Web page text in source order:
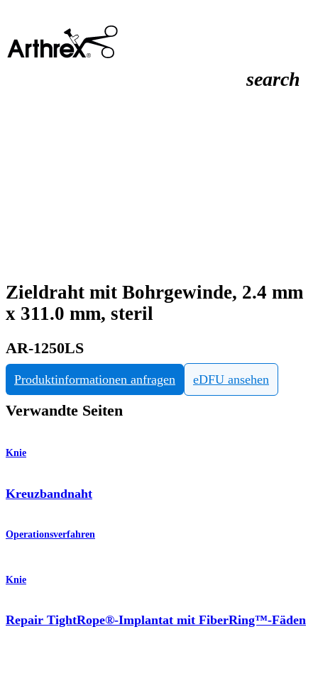
search
Zieldraht mit Bohrgewinde, 2.4 mm
x 311.0 mm, steril
AR-1250LS
Produktinformationen anfragen eDFU ansehen
Verwandte Seiten
Knie
Kreuzbandnaht
Operationsverfahren
Knie
Repair TightRope®-Implantat mit FiberRing™-Fäden